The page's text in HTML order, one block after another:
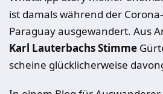
ist damals während der
Paraguay ausgewandert. Aus
Karl Lauterbachs Stimme
scheine glücklicherweise